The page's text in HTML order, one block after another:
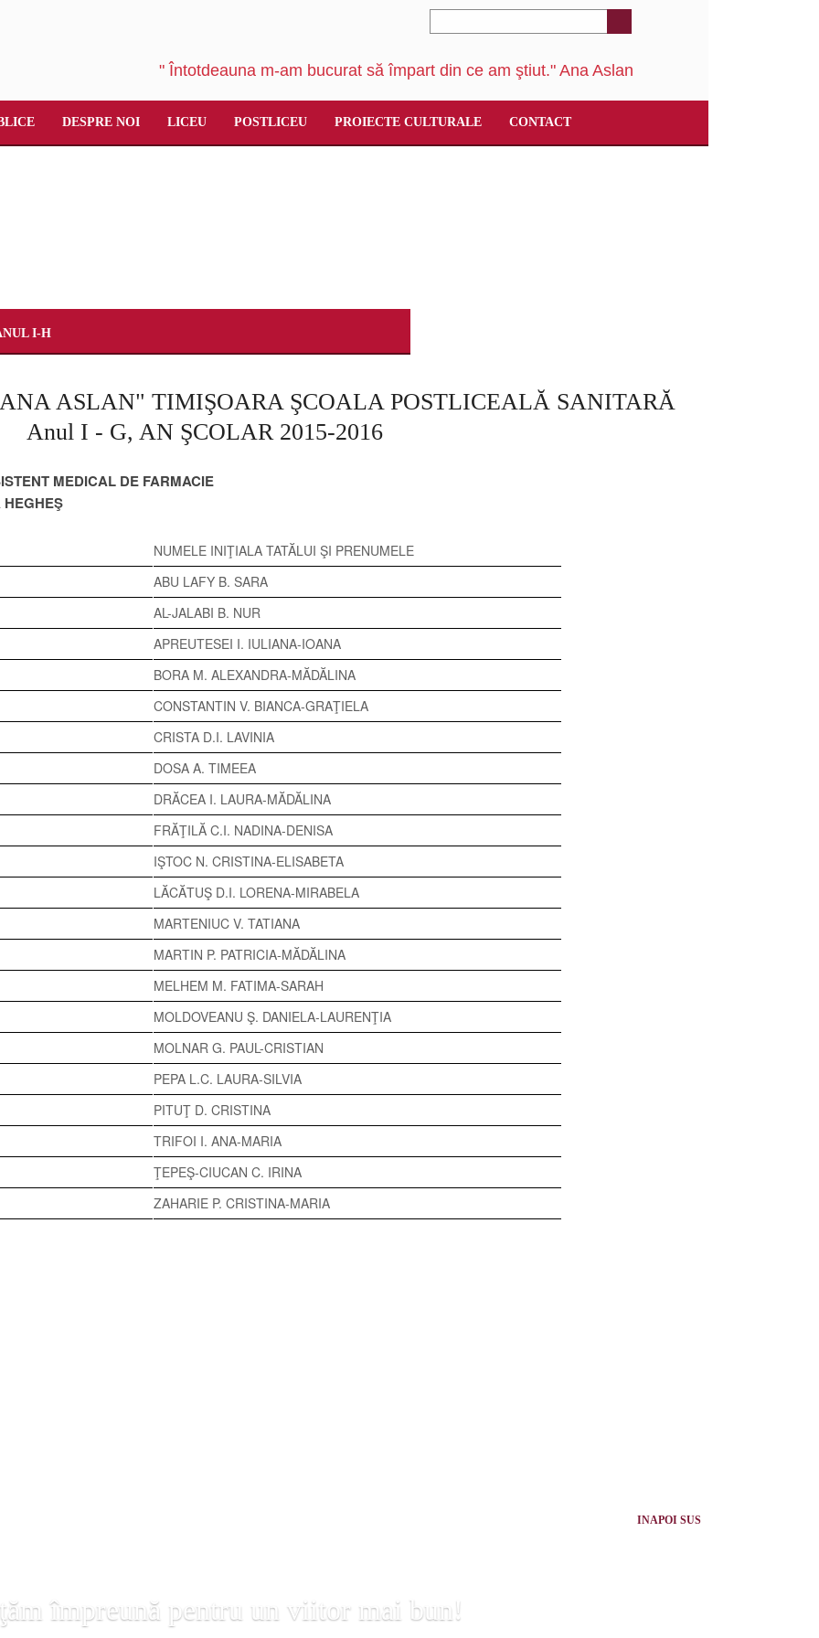
" Întotdeauna m-am bucurat să împart din ce am ştiut." Ana Aslan
DESPRE NOI LICEU POSTLICEU PROIECTE CULTURALE CONTACT
I-H
ASLAN" TIMIŞOARA ŞCOALA POSTLICEALĂ SANITARĂ
Anul I - G, AN ŞCOLAR 2015-2016
MEDICAL DE FARMACIE
NUMELE INIŢIALA TATĂLUI ŞI PRENUMELE
ABU LAFY B. SARA
AL-JALABI B. NUR
APREUTESEI I. IULIANA-IOANA
BORA M. ALEXANDRA-MĂDĂLINA
CONSTANTIN V. BIANCA-GRAŢIELA
CRISTA D.I. LAVINIA
DOSA A. TIMEEA
DRĂCEA I. LAURA-MĂDĂLINA
FRĂŢILĂ C.I. NADINA-DENISA
IŞTOC N. CRISTINA-ELISABETA
LĂCĂTUŞ D.I. LORENA-MIRABELA
MARTENIUC V. TATIANA
MARTIN P. PATRICIA-MĂDĂLINA
MELHEM M. FATIMA-SARAH
MOLDOVEANU Ş. DANIELA-LAURENŢIA
MOLNAR G. PAUL-CRISTIAN
PEPA L.C. LAURA-SILVIA
PITUŢ D. CRISTINA
TRIFOI I. ANA-MARIA
ŢEPEŞ-CIUCAN C. IRINA
ZAHARIE P. CRISTINA-MARIA
INAPOI SUS
împreună pentru un viitor mai bun!